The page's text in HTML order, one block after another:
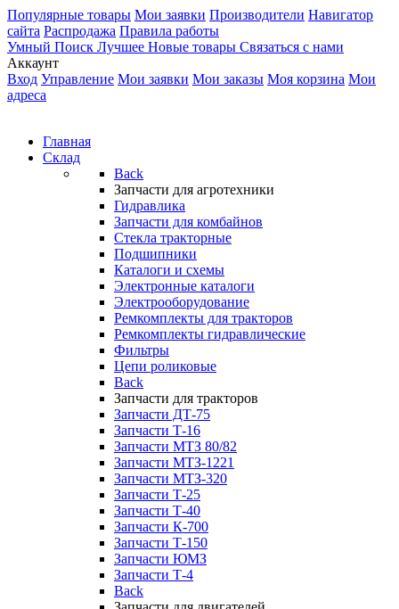
Популярные товары Мои заявки Производители Навигатор
сайта Распродажа Правила работы
Умный Поиск Лучшее Новые товары Связаться с нами
Аккаунт
Вход Управление Мои заявки Мои заказы Моя корзина Мои
адреса
Главная
Склад
Back
Запчасти для агротехники
Гидравлика
Запчасти для комбайнов
Стекла тракторные
Подшипники
Каталоги и схемы
Электронные каталоги
Электрооборудование
Ремкомплекты для тракторов
Ремкомплекты гидравлические
Фильтры
Цепи роликовые
Back
Запчасти для тракторов
Запчасти ДТ-75
Запчасти Т-16
Запчасти МТЗ 80/82
Запчасти МТЗ-1221
Запчасти МТЗ-320
Запчасти Т-25
Запчасти Т-40
Запчасти К-700
Запчасти Т-150
Запчасти ЮМЗ
Запчасти Т-4
Back